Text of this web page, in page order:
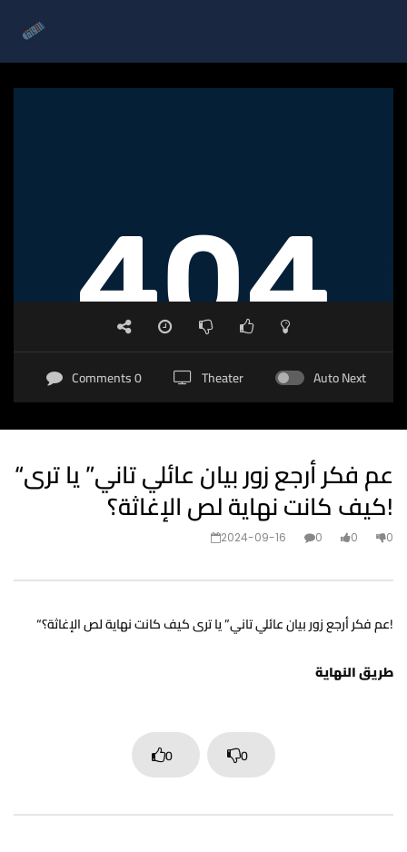
Auto Next
Theater
0 Comments
“عم فكر أرجع زور بيان عائلي تاني” يا ترى
كيف كانت نهاية لص الإغاثة؟!
2024-09-16 0 0 0
“عم فكر أرجع زور بيان عائلي تاني” يا ترى كيف كانت نهاية لص الإغاثة؟!
طريق النهاية
0 0